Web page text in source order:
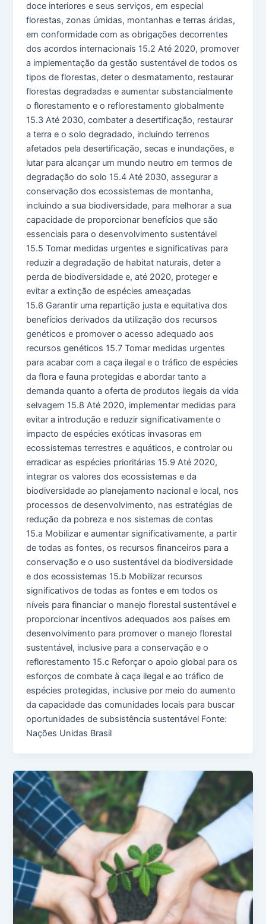
doce interiores e seus serviços, em especial
florestas, zonas úmidas, montanhas e terras áridas,
em conformidade com as obrigações decorrentes
dos acordos internacionais 15.2 Até 2020, promover
a implementação da gestão sustentável de todos os
tipos de florestas, deter o desmatamento, restaurar
florestas degradadas e aumentar substancialmente
o florestamento e o reflorestamento globalmente
15.3 Até 2030, combater a desertificação, restaurar
a terra e o solo degradado, incluindo terrenos
afetados pela desertificação, secas e inundações, e
lutar para alcançar um mundo neutro em termos de
degradação do solo 15.4 Até 2030, assegurar a
conservação dos ecossistemas de montanha,
incluindo a sua biodiversidade, para melhorar a sua
capacidade de proporcionar benefícios que são
essenciais para o desenvolvimento sustentável
15.5 Tomar medidas urgentes e significativas para
reduzir a degradação de habitat naturais, deter a
perda de biodiversidade e, até 2020, proteger e
evitar a extinção de espécies ameaçadas
15.6 Garantir uma repartição justa e equitativa dos
benefícios derivados da utilização dos recursos
genéticos e promover o acesso adequado aos
recursos genéticos 15.7 Tomar medidas urgentes
para acabar com a caça ilegal e o tráfico de espécies
da flora e fauna protegidas e abordar tanto a
demanda quanto a oferta de produtos ilegais da vida
selvagem 15.8 Até 2020, implementar medidas para
evitar a introdução e reduzir significativamente o
impacto de espécies exóticas invasoras em
ecossistemas terrestres e aquáticos, e controlar ou
erradicar as espécies prioritárias 15.9 Até 2020,
integrar os valores dos ecossistemas e da
biodiversidade ao planejamento nacional e local, nos
processos de desenvolvimento, nas estratégias de
redução da pobreza e nos sistemas de contas
15.a Mobilizar e aumentar significativamente, a partir
de todas as fontes, os recursos financeiros para a
conservação e o uso sustentável da biodiversidade
e dos ecossistemas 15.b Mobilizar recursos
significativos de todas as fontes e em todos os
níveis para financiar o manejo florestal sustentável e
proporcionar incentivos adequados aos países em
desenvolvimento para promover o manejo florestal
sustentável, inclusive para a conservação e o
reflorestamento 15.c Reforçar o apoio global para os
esforços de combate à caça ilegal e ao tráfico de
espécies protegidas, inclusive por meio do aumento
da capacidade das comunidades locais para buscar
oportunidades de subsistência sustentável Fonte:
Nações Unidas Brasil